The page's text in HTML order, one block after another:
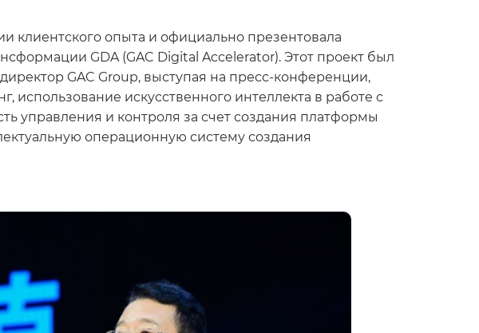
клиентского опыта и официально презентовала
GDA (GAC Digital Accelerator). Этот проект был
GAC Group, выступая на пресс-конференции,
использование искусственного интеллекта в работе с
управления и контроля за счет создания платформы
операционную систему создания